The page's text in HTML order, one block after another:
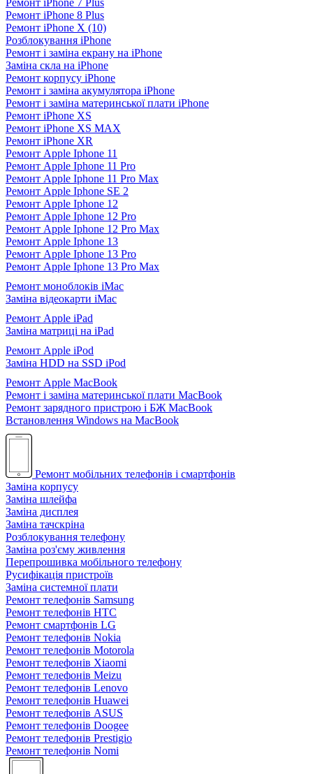
Ремонт iPhone 7 Plus
Ремонт iPhone 8 Plus
Ремонт iPhone X (10)
Розблокування iPhone
Ремонт і заміна екрану на iPhone
Заміна скла на iPhone
Ремонт корпусу iPhone
Ремонт і заміна акумулятора iPhone
Ремонт і заміна материнської плати iPhone
Ремонт iPhone XS
Ремонт iPhone XS MAX
Ремонт iPhone XR
Ремонт Apple Iphone 11
Ремонт Apple Iphone 11 Pro
Ремонт Apple Iphone 11 Pro Max
Ремонт Apple Iphone SE 2
Ремонт Apple Iphone 12
Ремонт Apple Iphone 12 Pro
Ремонт Apple Iphone 12 Pro Max
Ремонт Apple Iphone 13
Ремонт Apple Iphone 13 Pro
Ремонт Apple Iphone 13 Pro Max
Ремонт моноблоків iMac
Заміна відеокарти iMac
Ремонт Apple iPad
Заміна матриці на iPad
Ремонт Apple iPod
Заміна HDD на SSD iPod
Ремонт Apple MacBook
Ремонт і заміна материнської плати MacBook
Ремонт зарядного пристрою і БЖ MacBook
Встановлення Windows на MacBook
Ремонт мобільних телефонів і смартфонів
Заміна корпусу
Заміна шлейфа
Заміна дисплея
Заміна тачскріна
Розблокування телефону
Заміна роз'єму живлення
Перепрошивка мобільного телефону
Русифікація пристроїв
Заміна системної плати
Ремонт телефонів Samsung
Ремонт телефонів HTC
Ремонт смартфонів LG
Ремонт телефонів Nokia
Ремонт телефонів Motorola
Ремонт телефонів Xiaomi
Ремонт телефонів Meizu
Ремонт телефонів Lenovo
Ремонт телефонів Huawei
Ремонт телефонів ASUS
Ремонт телефонів Doogee
Ремонт телефонів Prestigio
Ремонт телефонів Nomi